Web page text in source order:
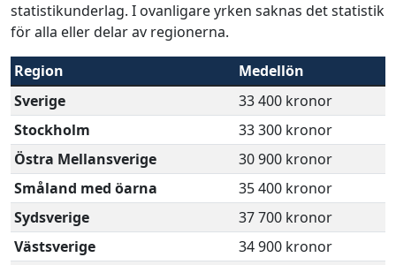
statistikunderlag. I ovanligare yrken saknas det statistik
för alla eller delar av regionerna.
Region
Medellön
Sverige
33 400 kronor
Stockholm
33 300 kronor
Östra Mellansverige
30 900 kronor
Småland med öarna
35 400 kronor
Sydsverige
37 700 kronor
Västsverige
34 900 kronor